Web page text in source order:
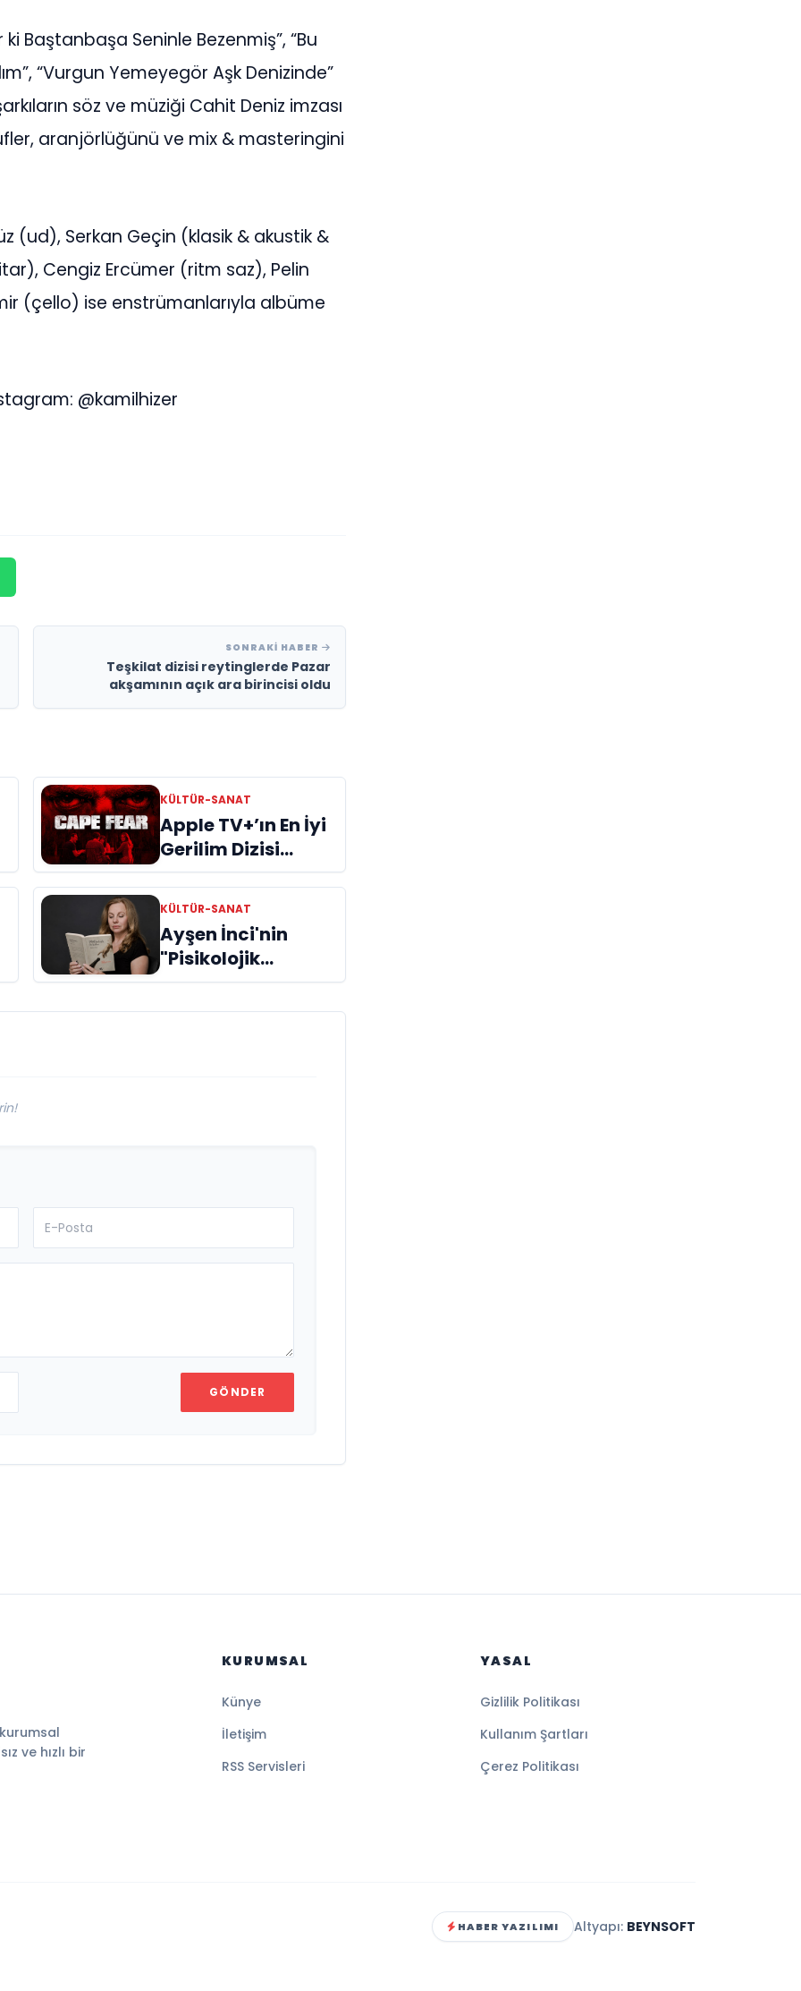
ki Baştanbaşa Seninle Bezenmiş”, “Bu
“Vurgun Yemeyegör Aşk Denizinde”
söz ve müziği Cahit Deniz imzası
aranjörlüğünü ve mix & masteringini
(ud), Serkan Geçin (klasik & akustik &
Cengiz Ercümer (ritm saz), Pelin
(çello) ise enstrümanlarıyla albüme
@kamilhizer
SONRAKI HABER
Teşkilat dizisi reytinglerde Pazar
akşamının açık ara birincisi oldu
KÜLTÜR-SANAT
Apple TV+’ın En İyi
Gerilim Dizisi
"Cape Fear"
İncelemes
KÜLTÜR-SANAT
Ayşen İnci'nin
"Pisikolojik
Öyküler" adlı yeni
kitabı raflardaki
GÖNDER
ve hızlı bir
KURUMSAL
Künye
İletişim
RSS Servisleri
YASAL
Gizlilik Politikası
Kullanım Şartları
Çerez Politikası
HABER YAZILIMI Altyapı: BEYNSOFT